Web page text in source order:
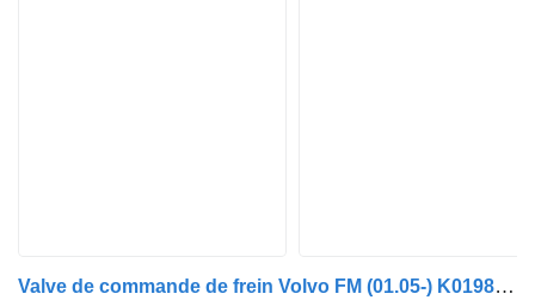
Valve de commande de frein Volvo FM (01.05-) K019819 pour camion Volvo FM7-FM12, FM, FMX (1998-2014)